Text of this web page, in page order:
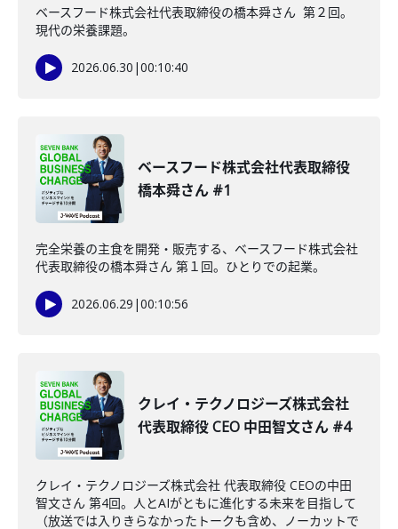
ベースフード株式会社代表取締役の橋本舜さん 第２回。
現代の栄養課題。
2026.06.30 |00:10:40
ベースフード株式会社代表取締役
橋本舜さん #1
完全栄養の主食を開発・販売する、ベースフード株式会社
代表取締役の橋本舜さん 第１回。ひとりでの起業。
2026.06.29 |00:10:56
クレイ・テクノロジーズ株式会社
代表取締役 CEO 中田智文さん #4
クレイ・テクノロジーズ株式会社 代表取締役 CEOの中田
智文さん 第4回。人とAIがともに進化する未来を目指して
（放送では入りきらなかったトークも含め、ノーカットで